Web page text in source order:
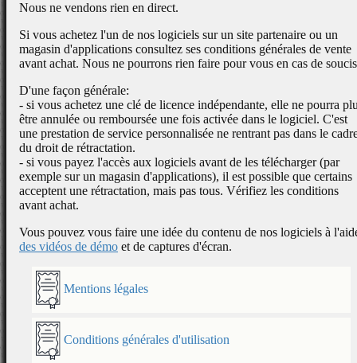
Nous ne vendons rien en direct.
Si vous achetez l'un de nos logiciels sur un site partenaire ou un
magasin d'applications consultez ses conditions générales de vente
avant achat. Nous ne pourrons rien faire pour vous en cas de
D'une façon générale:
- si vous achetez une clé de licence indépendante, elle ne pourra
être annulée ou remboursée une fois activée dans le logiciel. C'est
une prestation de service personnalisée ne rentrant pas dans le
du droit de rétractation.
- si vous payez l'accès aux logiciels avant de les télécharger (par
exemple sur un magasin d'applications), il est possible que certains
acceptent une rétractation, mais pas tous. Vérifiez les conditions
avant achat.
Vous pouvez vous faire une idée du contenu de nos logiciels à
des vidéos de démo et de captures d'écran.
Mentions légales
Conditions générales d'utilisation